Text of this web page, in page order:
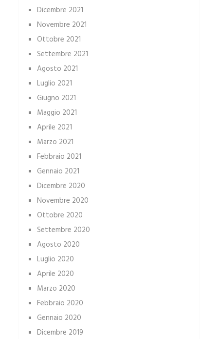
Dicembre 2021
Novembre 2021
Ottobre 2021
Settembre 2021
Agosto 2021
Luglio 2021
Giugno 2021
Maggio 2021
Aprile 2021
Marzo 2021
Febbraio 2021
Gennaio 2021
Dicembre 2020
Novembre 2020
Ottobre 2020
Settembre 2020
Agosto 2020
Luglio 2020
Aprile 2020
Marzo 2020
Febbraio 2020
Gennaio 2020
Dicembre 2019